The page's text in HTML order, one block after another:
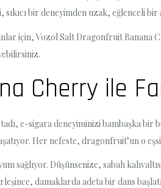
bir deneyimden uzak, eğlenceli
için, Vozol Salt Dragonfruit Banana
Cherry ile
e-sigara deneyiminizi bambaşka bir
Her nefeste, dragonfruit’un o
Düşünsenize, sabah
damaklarda adeta bir dans